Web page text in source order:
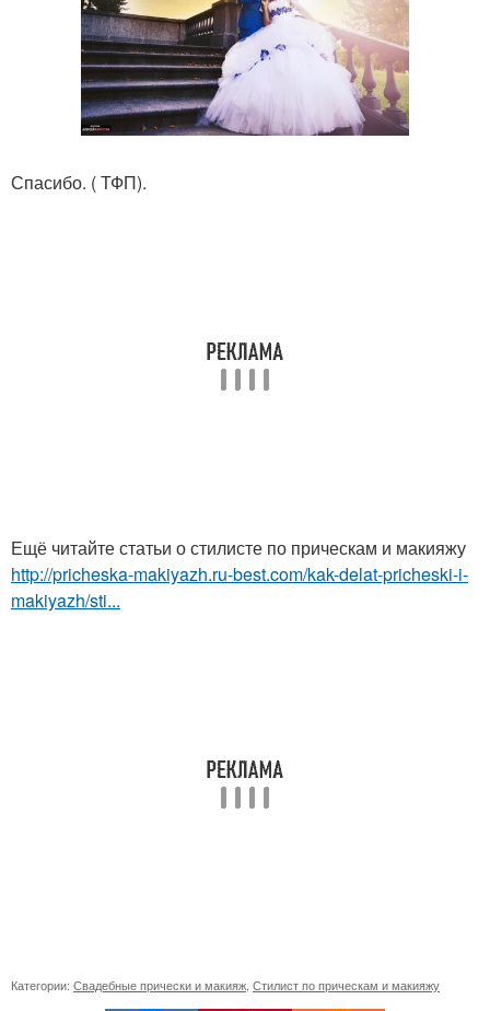
Спасибо. ( ТФП).
Ещё читайте статьи о стилисте по прическам и макияжу
http://pricheska-makiyazh.ru-best.com/kak-delat-pricheski-i-
makiyazh/sti...
Категории: Свадебные прически и макияж, Стилист по прическам и макияжу